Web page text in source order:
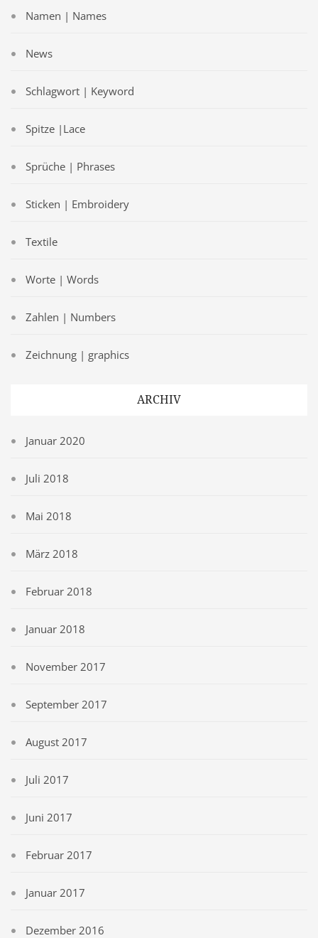
Namen | Names
News
Schlagwort | Keyword
Spitze |Lace
Sprüche | Phrases
Sticken | Embroidery
Textile
Worte | Words
Zahlen | Numbers
Zeichnung | graphics
ARCHIV
Januar 2020
Juli 2018
Mai 2018
März 2018
Februar 2018
Januar 2018
November 2017
September 2017
August 2017
Juli 2017
Juni 2017
Februar 2017
Januar 2017
Dezember 2016